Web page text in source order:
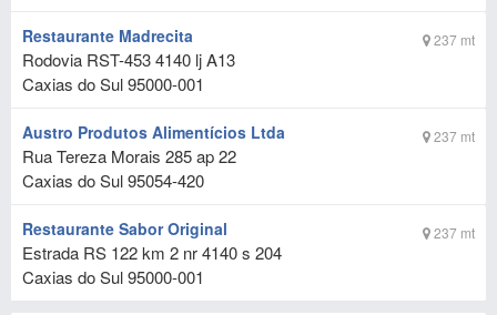
237 mt
Restaurante Madrecita
Rodovia RST-453 4140 lj A13
Caxias do Sul95000-001
237 mt
Austro Produtos Alimentícios Ltda
Rua Tereza Morais 285 ap 22
Caxias do Sul95054-420
237 mt
Restaurante Sabor Original
Estrada RS 122 km 2 nr 4140 s 204
Caxias do Sul95000-001